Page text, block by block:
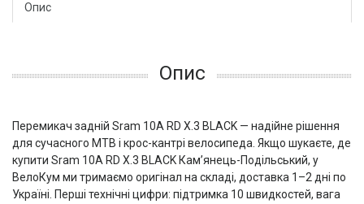
Опис
Опис
Перемикач задній Sram 10A RD X.3 BLACK — надійне рішення
для сучасного MTB і крос-кантрі велосипеда. Якщо шукаєте, де
купити Sram 10A RD X.3 BLACK Кам’янець-Подільський, у
ВелоКум ми тримаємо оригінал на складі, доставка 1–2 дні по
Україні. Перші технічні цифри: підтримка 10 швидкостей, вага